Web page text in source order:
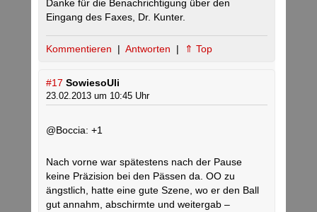
Danke für die Benachrichtigung über den
Eingang des Faxes, Dr. Kunter.
Kommentieren | Antworten | ⇑ Top
#17 SowiesoUli
23.02.2013 um 10:45 Uhr
@Boccia: +1
Nach vorne war spätestens nach der Pause
keine Präzision bei den Pässen da. OO zu
ängstlich, hatte eine gute Szene, wo er den Ball
gut annahm, abschirmte und weitergab –